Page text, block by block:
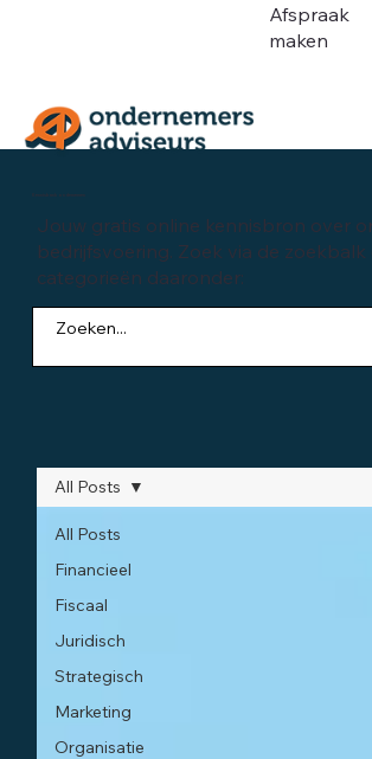
Afspraak
maken
Kennisbank ondernemen
Jouw gratis online kennisbron over
bedrijfsvoering. Zoek via de zoekbalk
categorieën daaronder:
All Posts
Financieel
Fiscaal
Juridisch
Strategisch
Marketing
Organisatie
All Posts